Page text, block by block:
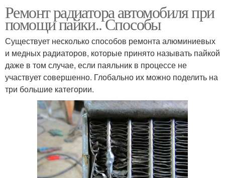
Ремонт радиатора автомобиля при
помощи пайки.. Способы
Существует несколько способов ремонта алюминиевых
и медных радиаторов, которые принято называть пайкой
даже в том случае, если паяльник в процессе не
участвует совершенно. Глобально их можно поделить на
три большие категории.